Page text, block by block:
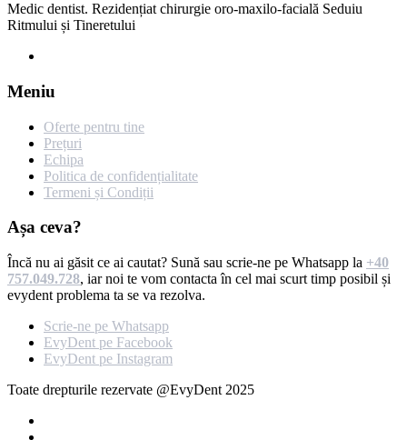
Medic dentist. Rezidențiat chirurgie oro-maxilo-facială Seduiu
Ritmului și Tineretului
Meniu
Oferte pentru tine
Prețuri
Echipa
Politica de confidențialitate
Termeni și Condiții
Așa ceva?
Încă nu ai găsit ce ai cautat? Sună sau scrie-ne pe Whatsapp la +40
757.049.728, iar noi te vom contacta în cel mai scurt timp posibil și
evydent problema ta se va rezolva.
Scrie-ne pe Whatsapp
EvyDent pe Facebook
EvyDent pe Instagram
Toate drepturile rezervate @EvyDent 2025